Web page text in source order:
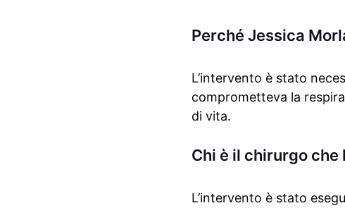
Perché Jessica
L’intervento è stato
comprometteva la
di vita.
Chi è il chirurgo
L’intervento è stato